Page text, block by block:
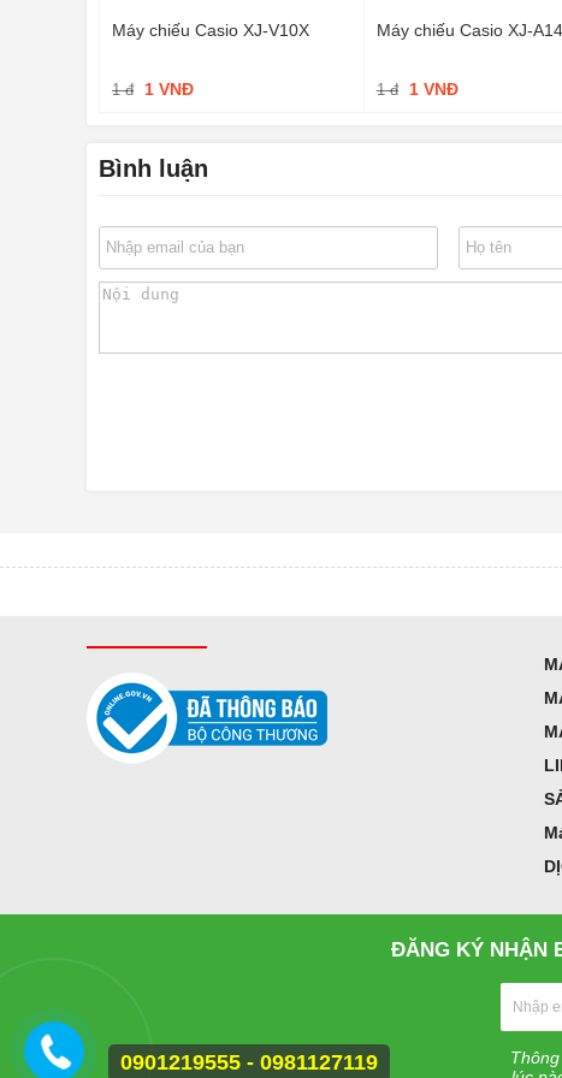
Máy chiếu Casio XJ-V10X
1 đ 1 VNĐ
Máy chiếu Casio XJ-
1 đ 1 VNĐ
Bình luận
ĐĂNG KÝ NHẬN
0901219555 - 0981127119